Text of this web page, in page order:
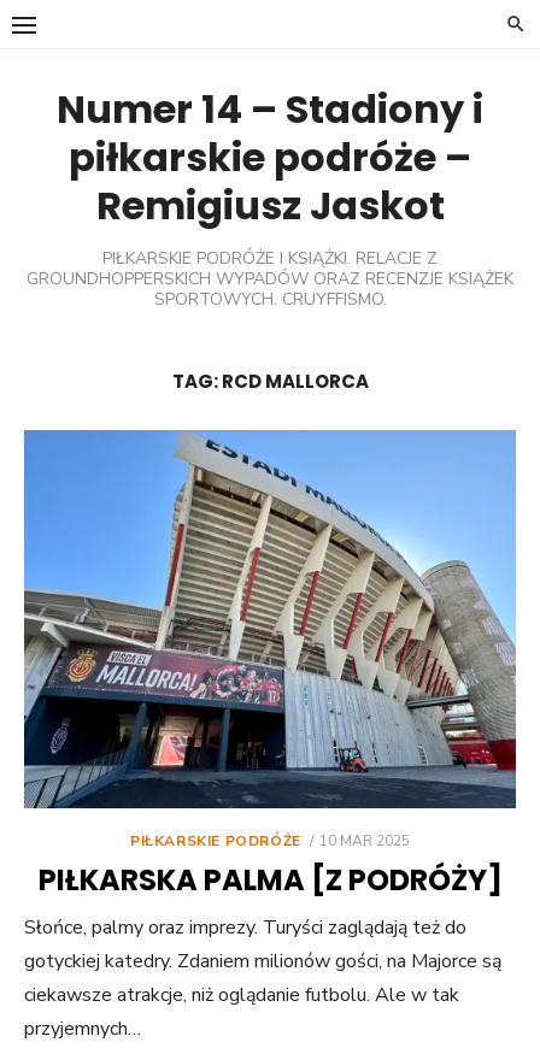
Skip
Numer 14 – Stadiony i
piłkarskie podróże –
Remigiusz Jaskot
PIŁKARSKIE PODRÓŻE I KSIĄŻKI. RELACJE Z
GROUNDHOPPERSKICH WYPADÓW ORAZ RECENZJE KSIĄŻEK
SPORTOWYCH. CRUYFFISMO.
TAG:RCD MALLORCA
PIŁKARSKIE PODRÓŻE
POSTED
10 MAR 2025
PIŁKARSKA PALMA [Z PODRÓŻY]
Słońce, palmy oraz imprezy. Turyści zaglądają też do
gotyckiej katedry. Zdaniem milionów gości, na Majorce są
ciekawsze atrakcje, niż oglądanie futbolu. Ale w tak
przyjemnych…